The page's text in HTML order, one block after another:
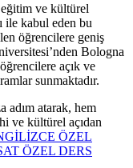
ve kültürel
ile kabul eden bu
öğrencilere geniş
Bologna
açık ve
sunmaktadır.
adım atarak, hem
ve kültürel açıdan
ÖZEL
ÖZEL DERS